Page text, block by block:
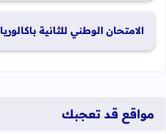
2026
الامتحان الوطني للثانية باكالوريا
مواقع قد تعجبك